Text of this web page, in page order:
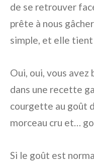
de se retrouver
prête à nous
simple, et elle tient
Oui, oui, vous avez
dans une recette
courgette au goût
morceau cru et…
Si le goût est